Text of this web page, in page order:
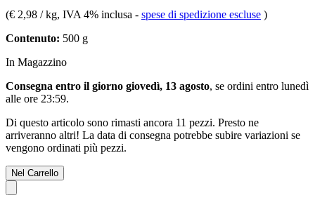
(€ 2,98 / kg, IVA 4% inclusa - spese di spedizione escluse )
Contenuto: 500 g
In Magazzino
Consegna entro il giorno giovedì, 13 agosto, se ordini entro lunedì
alle ore 23:59.
Di questo articolo sono rimasti ancora 11 pezzi. Presto ne
arriveranno altri! La data di consegna potrebbe subire variazioni se
vengono ordinati più pezzi.
Nel Carrello